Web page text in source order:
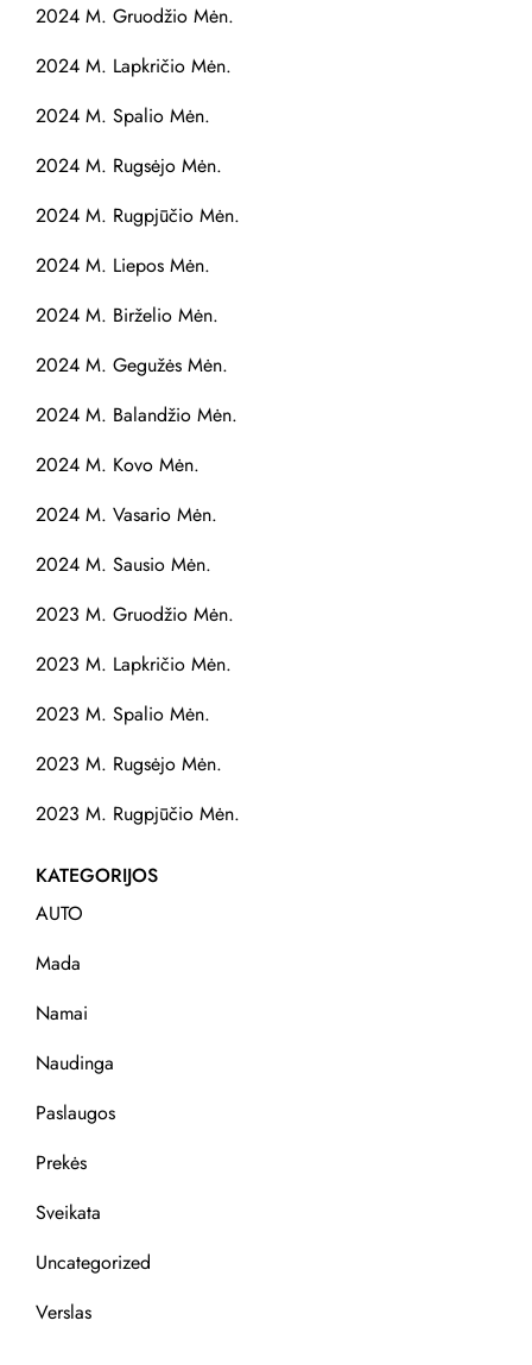
2024 M. Gruodžio Mėn.
2024 M. Lapkričio Mėn.
2024 M. Spalio Mėn.
2024 M. Rugsėjo Mėn.
2024 M. Rugpjūčio Mėn.
2024 M. Liepos Mėn.
2024 M. Birželio Mėn.
2024 M. Gegužės Mėn.
2024 M. Balandžio Mėn.
2024 M. Kovo Mėn.
2024 M. Vasario Mėn.
2024 M. Sausio Mėn.
2023 M. Gruodžio Mėn.
2023 M. Lapkričio Mėn.
2023 M. Spalio Mėn.
2023 M. Rugsėjo Mėn.
2023 M. Rugpjūčio Mėn.
KATEGORIJOS
AUTO
Mada
Namai
Naudinga
Paslaugos
Prekės
Sveikata
Uncategorized
Verslas